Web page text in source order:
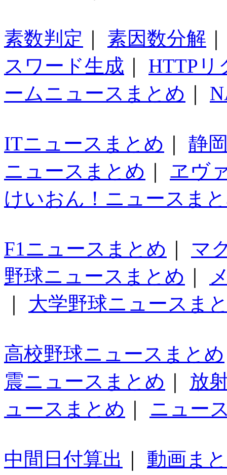
素数判定 素因数分解
スワード生成
HTTPリ
ームニュースまとめ
ITニュースまとめ
静
ニュースまとめ
ヱヴ
けいおん！ニュースま
F1ニュースまとめ
マ
野球ニュースまとめ
大学野球ニュースま
高校野球ニュースまとめ
震ニュースまとめ
放
ュースまとめ
ニュー
中間日付算出
動画ま